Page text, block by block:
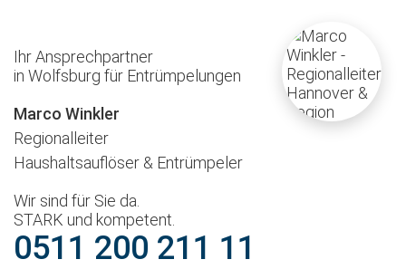
Ihr Ansprechpartner
in Wolfsburg für Entrümpelungen
Marco Winkler
Regionalleiter
Haushaltsauflöser & Entrümpeler
Wir sind für Sie da.
STARK und kompetent.
0511 200 211 11